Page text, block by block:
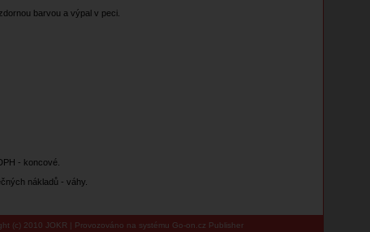
barvou a výpal v peci.
- koncové.
nákladů - váhy.
(c) 2010 JOKR | Provozováno na systému Go-on.cz Publisher